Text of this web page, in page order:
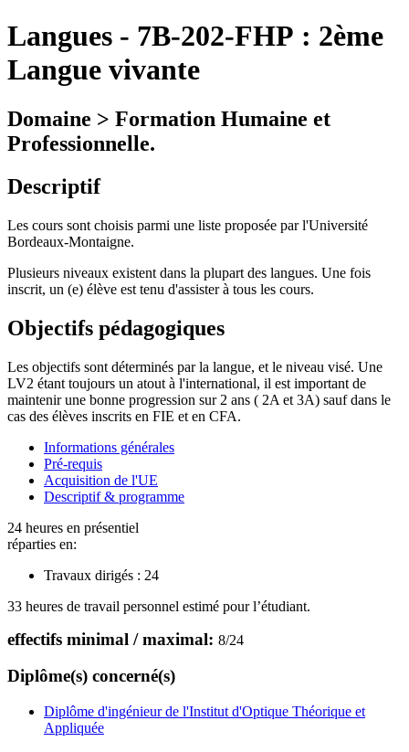
Langues - 7B-202-FHP : 2ème
Langue vivante
Domaine > Formation Humaine et
Professionnelle.
Descriptif
Les cours sont choisis parmi une liste proposée par l'Université
Bordeaux-Montaigne.
Plusieurs niveaux existent dans la plupart des langues. Une fois
inscrit, un (e) élève est tenu d'assister à tous les cours.
Objectifs pédagogiques
Les objectifs sont déterminés par la langue, et le niveau visé. Une
LV2 étant toujours un atout à l'international, il est important de
maintenir une bonne progression sur 2 ans ( 2A et 3A) sauf dans le
cas des élèves inscrits en FIE et en CFA.
Informations générales
Pré-requis
Acquisition de l'UE
Descriptif & programme
24 heures en présentiel
réparties en:
Travaux dirigés : 24
33 heures de travail personnel estimé pour l’étudiant.
effectifs minimal / maximal: 8/24
Diplôme(s) concerné(s)
Diplôme d'ingénieur de l'Institut d'Optique Théorique et
Appliquée